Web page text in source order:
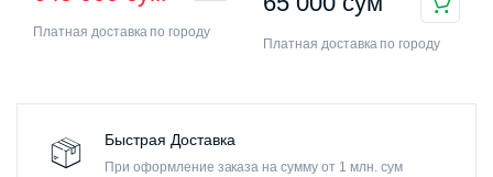
Быстрая Доставка
При оформление заказа на сумму от 1 млн. сум
Платная доставка по городу
Платная доставка по городу